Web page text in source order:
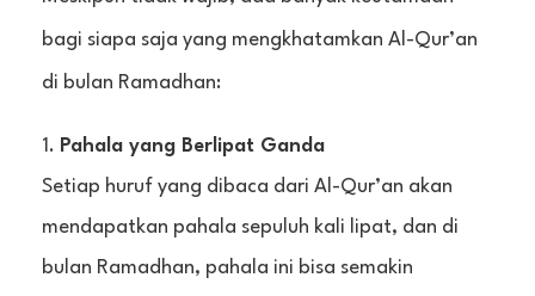
bagi siapa saja yang mengkhatamkan Al-Qur’an
di bulan Ramadhan:
Pahala yang Berlipat Ganda
Setiap huruf yang dibaca dari Al-Qur’an akan
mendapatkan pahala sepuluh kali lipat, dan di
bulan Ramadhan, pahala ini bisa semakin